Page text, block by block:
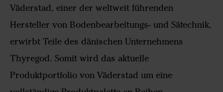
Väderstad, einer der weltweit führenden
Hersteller von Bodenbearbeitungs- und Sätechnik,
erwirbt Teile des dänischen Unternehmens
Thyregod. Somit wird das aktuelle
Produktportfolio von Väderstad um eine